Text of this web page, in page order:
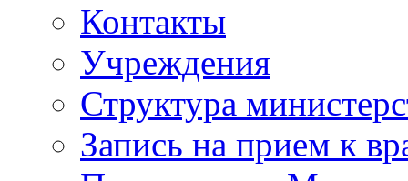
Контакты
Учреждения
Структура
Запись на прием к